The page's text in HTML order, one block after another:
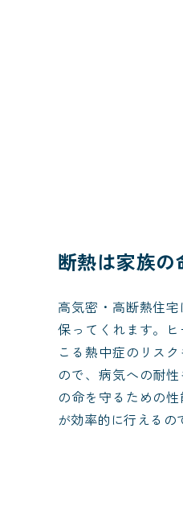
断熱は家族の
高気密・高断熱住
保ってくれます。
こる熱中症のリス
ので、病気への耐
の命を守るための
が効率的に行えるの